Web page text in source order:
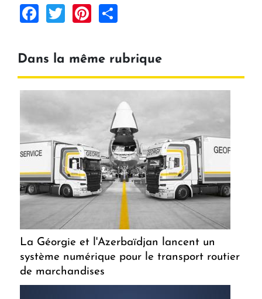
Facebook
TwitterPinterest
Dans la même rubrique
La Géorgie et l'Azerbaïdjan lancent un
système numérique pour le transport routier
de marchandises